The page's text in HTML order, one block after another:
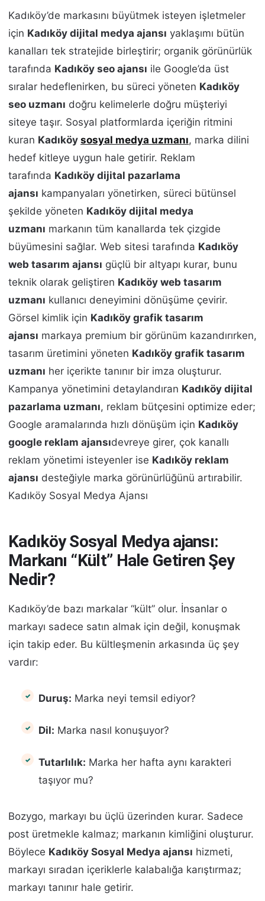
Kadıköy’de markasını büyütmek isteyen işletmeler
için Kadıköy dijital medya ajansı yaklaşımı bütün
kanalları tek stratejide birleştirir; organik görünürlük
tarafında Kadıköy seo ajansı ile Google’da üst
sıralar hedeflenirken, bu süreci yöneten Kadıköy
seo uzmanı doğru kelimelerle doğru müşteriyi
siteye taşır. Sosyal platformlarda içeriğin ritmini
kuran Kadıköy sosyal medya uzmanı, marka dilini
hedef kitleye uygun hale getirir. Reklam
tarafında Kadıköy dijital pazarlama
ajansı kampanyaları yönetirken, süreci bütünsel
şekilde yöneten Kadıköy dijital medya
uzmanı markanın tüm kanallarda tek çizgide
büyümesini sağlar. Web sitesi tarafında Kadıköy
web tasarım ajansı güçlü bir altyapı kurar, bunu
teknik olarak geliştiren Kadıköy web tasarım
uzmanı kullanıcı deneyimini dönüşüme çevirir.
Görsel kimlik için Kadıköy grafik tasarım
ajansı markaya premium bir görünüm kazandırırken,
tasarım üretimini yöneten Kadıköy grafik tasarım
uzmanı her içerikte tanınır bir imza oluşturur.
Kampanya yönetimini detaylandıran Kadıköy dijital
pazarlama uzmanı, reklam bütçesini optimize eder;
Google aramalarında hızlı dönüşüm için Kadıköy
google reklam ajansıdevreye girer, çok kanallı
reklam yönetimi isteyenler ise Kadıköy reklam
ajansı desteğiyle marka görünürlüğünü artırabilir.
Kadıköy Sosyal Medya Ajansı
Kadıköy Sosyal Medya ajansı:
Markanı “Kült” Hale Getiren Şey
Nedir?
Kadıköy’de bazı markalar “kült” olur. İnsanlar o
markayı sadece satın almak için değil, konuşmak
için takip eder. Bu kültleşmenin arkasında üç şey
vardır:
Duruş: Marka neyi temsil ediyor?
Dil: Marka nasıl konuşuyor?
Tutarlılık: Marka her hafta aynı karakteri
taşıyor mu?
Bozygo, markayı bu üçlü üzerinden kurar. Sadece
post üretmekle kalmaz; markanın kimliğini oluşturur.
Böylece Kadıköy Sosyal Medya ajansı hizmeti,
markayı sıradan içeriklerle kalabalığa karıştırmaz;
markayı tanınır hale getirir.